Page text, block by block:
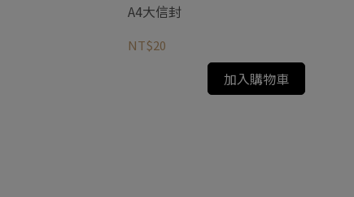
A4大信封
NT$20
加入購物車